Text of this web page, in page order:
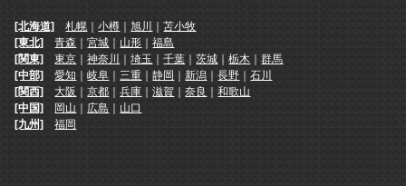
[北海道] 札幌 ｜小樽 ｜旭川 ｜苫小牧
[東北]
青森 ｜宮城 山形 ｜福島
[関東]
東京 ｜神奈川 ｜埼玉 ｜千葉 ｜茨城 ｜栃木 ｜群馬
[中部]
愛知 ｜岐阜 ｜三重 ｜静岡 ｜新潟 ｜長野 ｜石川
[関西]
大阪 ｜京都 ｜兵庫 ｜滋賀 ｜奈良 ｜和歌山
[中国]
岡山 広島
山口
[九州]
福岡